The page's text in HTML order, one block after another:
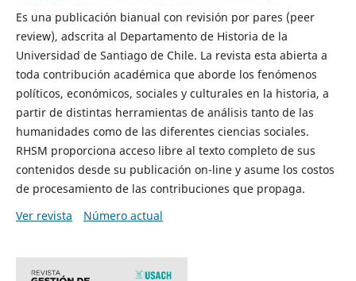
Es una publicación bianual con revisión por pares (peer
review), adscrita al Departamento de Historia de la
Universidad de Santiago de Chile. La revista esta abierta a
toda contribución académica que aborde los fenómenos
políticos, económicos, sociales y culturales en la historia, a
partir de distintas herramientas de análisis tanto de las
humanidades como de las diferentes ciencias sociales.
RHSM proporciona acceso libre al texto completo de sus
contenidos desde su publicación on-line y asume los costos
de procesamiento de las contribuciones que propaga.
Ver revista
Número actual